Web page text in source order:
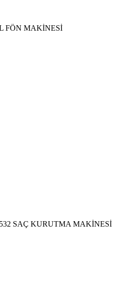
FÖN MAKİNESİ
SAÇ KURUTMA MAKİNESİ